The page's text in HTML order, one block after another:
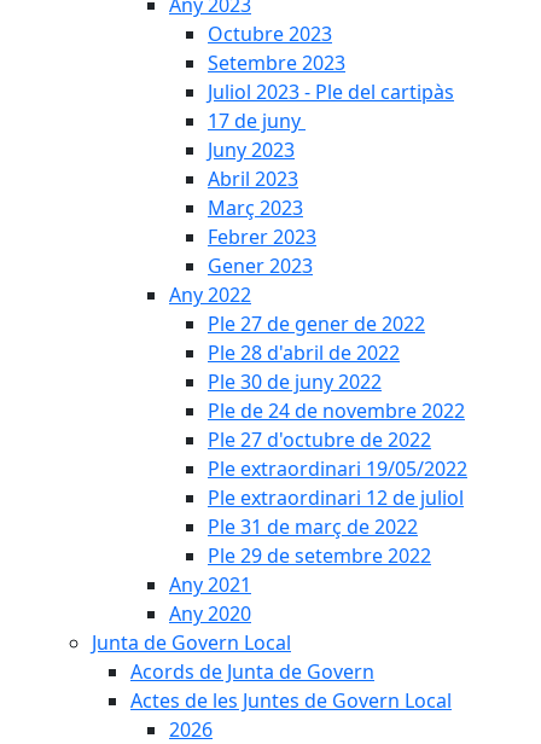
Octubre 2023
Setembre 2023
Juliol 2023 - Ple del cartipàs
17 de juny
Juny 2023
Abril 2023
Març 2023
Febrer 2023
Gener 2023
Any 2022
Ple 27 de gener de 2022
Ple 28 d'abril de 2022
Ple 30 de juny 2022
Ple de 24 de novembre 2022
Ple 27 d'octubre de 2022
Ple extraordinari 19/05/2022
Ple extraordinari 12 de juliol
Ple 31 de març de 2022
Ple 29 de setembre 2022
Any 2021
Any 2020
Junta de Govern Local
Acords de Junta de Govern
Actes de les Juntes de Govern Local
2026